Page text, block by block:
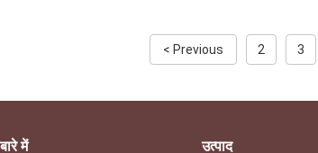
< Previous 2 3
में उत्पाद